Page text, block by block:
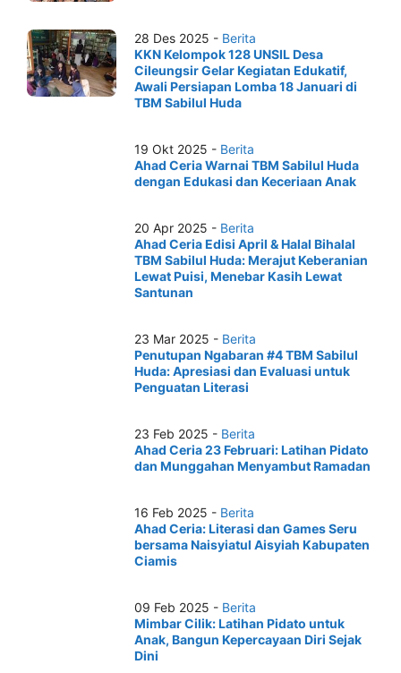
28 Des 2025 - Berita
KKN Kelompok 128 UNSIL Desa
Cileungsir Gelar Kegiatan Edukatif,
Awali Persiapan Lomba 18 Januari di
TBM Sabilul Huda
19 Okt 2025 - Berita
Ahad Ceria Warnai TBM Sabilul Huda
dengan Edukasi dan Keceriaan Anak
20 Apr 2025 - Berita
Ahad Ceria Edisi April & Halal Bihalal
TBM Sabilul Huda: Merajut Keberanian
Lewat Puisi, Menebar Kasih Lewat
Santunan
23 Mar 2025 - Berita
Penutupan Ngabaran #4 TBM Sabilul
Huda: Apresiasi dan Evaluasi untuk
Penguatan Literasi
23 Feb 2025 - Berita
Ahad Ceria 23 Februari: Latihan Pidato
dan Munggahan Menyambut Ramadan
16 Feb 2025 - Berita
Ahad Ceria: Literasi dan Games Seru
bersama Naisyiatul Aisyiah Kabupaten
Ciamis
09 Feb 2025 - Berita
Mimbar Cilik: Latihan Pidato untuk
Anak, Bangun Kepercayaan Diri Sejak
Dini